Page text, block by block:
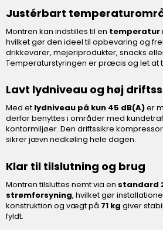
Justérbart
Montren kan indstilles til en temperatur
hvilket gør den ideel til opbevaring og
drikkevarer, mejeriprodukter, snacks
Temperaturstyringen er præcis og let at
Lavt lydniveau og høj
Med et lydniveau på kun 45 dB(A)er
derfor benyttes i områder med
kontormiljøer. Den driftssikre
sikrer jævn nedkøling hele dagen.
Klar til tilslutning og brug
Montren tilsluttes nemt via en standard
strømforsyning, hvilket gør
konstruktion og vægt på 71 kg giver
fyldt.